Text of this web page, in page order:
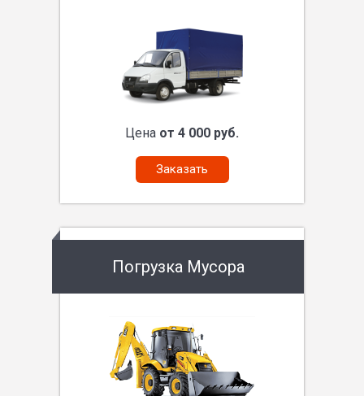
Цена от 4 000 руб.
Заказать
Погрузка Мусора